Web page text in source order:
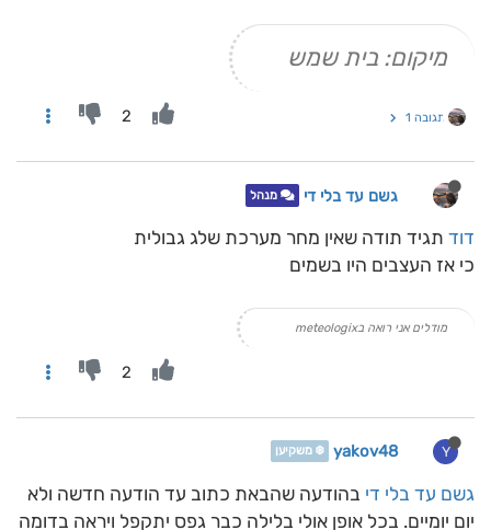
מיקום: בית שמש
תגובה 1 2
גשם עד בלי די מנהל
דוד תגיד תודה שאין מחר מערכת שלג גבולית
כי אז העצבים היו בשמים
מודלים אני רואה בmeteologix
2
Y
yakov48 ❄️ משקיען
גשם עד בלי די בהודעה שהבאת כתוב עד הודעה חדשה ולא
יום יומיים. בכל אופן אולי בלילה כבר גפס יתקפל ויראה בדומה